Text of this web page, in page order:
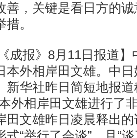
善，关键是看日方的
。
报》8月11日报道】
本外相岸田文雄。中
新华社昨日简短地报
外相岸田文雄进行了
田文雄昨日凌晨释出